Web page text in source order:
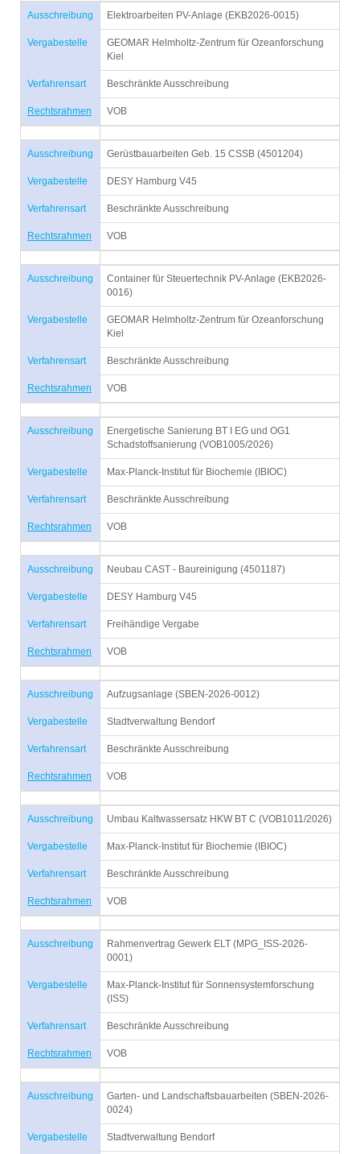
Ausschreibung Elektroarbeiten PV-Anlage (EKB2026-0015)
Vergabestelle
GEOMAR Helmholtz-Zentrum für Ozeanforschung
Kiel
Verfahrensart Beschränkte Ausschreibung
Rechtsrahmen VOB
Ausschreibung Gerüstbauarbeiten Geb. 15 CSSB (4501204)
Vergabestelle DESY Hamburg V45
Verfahrensart Beschränkte Ausschreibung
Rechtsrahmen VOB
Ausschreibung
Container für Steuertechnik PV-Anlage (EKB2026-
0016)
Vergabestelle
GEOMAR Helmholtz-Zentrum für Ozeanforschung
Kiel
Verfahrensart Beschränkte Ausschreibung
Rechtsrahmen VOB
Ausschreibung
Energetische Sanierung BT I EG und OG1
Schadstoffsanierung (VOB1005/2026)
Vergabestelle Max-Planck-Institut für Biochemie (IBIOC)
Verfahrensart Beschränkte Ausschreibung
Rechtsrahmen VOB
Ausschreibung Neubau CAST - Baureinigung (4501187)
Vergabestelle DESY Hamburg V45
Verfahrensart Freihändige Vergabe
Rechtsrahmen VOB
Ausschreibung Aufzugsanlage (SBEN-2026-0012)
Vergabestelle Stadtverwaltung Bendorf
Verfahrensart Beschränkte Ausschreibung
Rechtsrahmen VOB
Ausschreibung Umbau Kaltwassersatz HKW BT C (VOB1011/2026)
Vergabestelle Max-Planck-Institut für Biochemie (IBIOC)
Verfahrensart Beschränkte Ausschreibung
Rechtsrahmen VOB
Ausschreibung
Rahmenvertrag Gewerk ELT (MPG_ISS-2026-
0001)
Vergabestelle
Max-Planck-Institut für Sonnensystemforschung
(ISS)
Verfahrensart Beschränkte Ausschreibung
Rechtsrahmen VOB
Ausschreibung
Garten- und Landschaftsbauarbeiten (SBEN-2026-
0024)
Vergabestelle Stadtverwaltung Bendorf